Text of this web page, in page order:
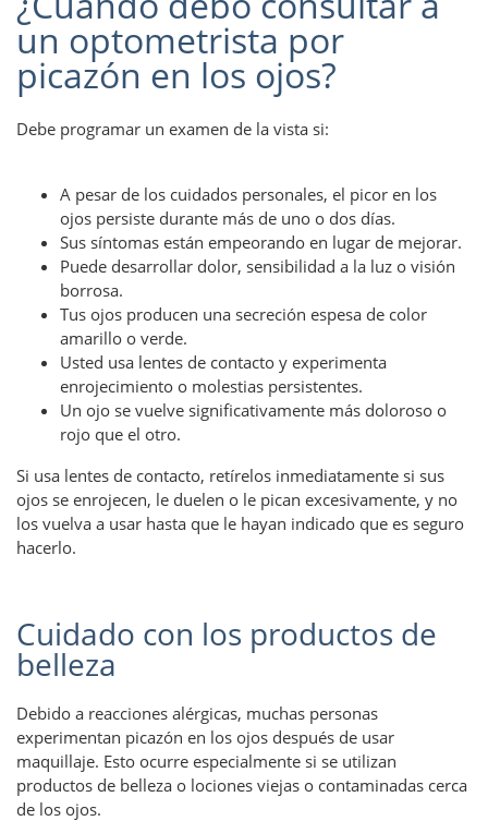
un optometrista por
picazón en los ojos?
Debe programar un examen de la vista si:
A pesar de los cuidados personales, el picor en los
ojos persiste durante más de uno o dos días.
Sus síntomas están empeorando en lugar de mejorar.
Puede desarrollar dolor, sensibilidad a la luz o visión
borrosa.
Tus ojos producen una secreción espesa de color
amarillo o verde.
Usted usa lentes de contacto y experimenta
enrojecimiento o molestias persistentes.
Un ojo se vuelve significativamente más doloroso o
rojo que el otro.
Si usa lentes de contacto, retírelos inmediatamente si sus
ojos se enrojecen, le duelen o le pican excesivamente, y no
los vuelva a usar hasta que le hayan indicado que es seguro
hacerlo.
Cuidado con los productos de
belleza
Debido a reacciones alérgicas, muchas personas
experimentan picazón en los ojos después de usar
maquillaje. Esto ocurre especialmente si se utilizan
productos de belleza o lociones viejas o contaminadas cerca
de los ojos.